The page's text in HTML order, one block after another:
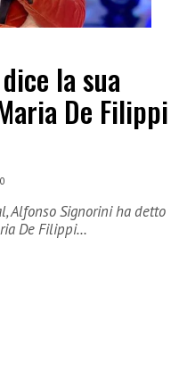
la sua
De Filippi
Alfonso Signorini ha detto
De Filippi…